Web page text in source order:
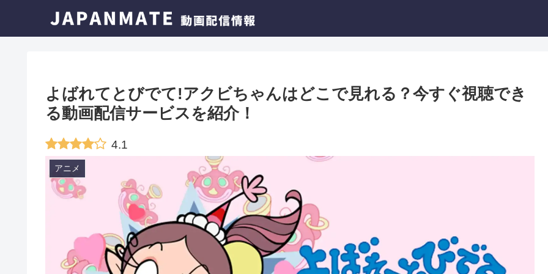
よばれてとびでて!アクビちゃんはどこで見れる？今すぐ視聴でき
る動画配信サービスを紹介！
4.1
アニメ